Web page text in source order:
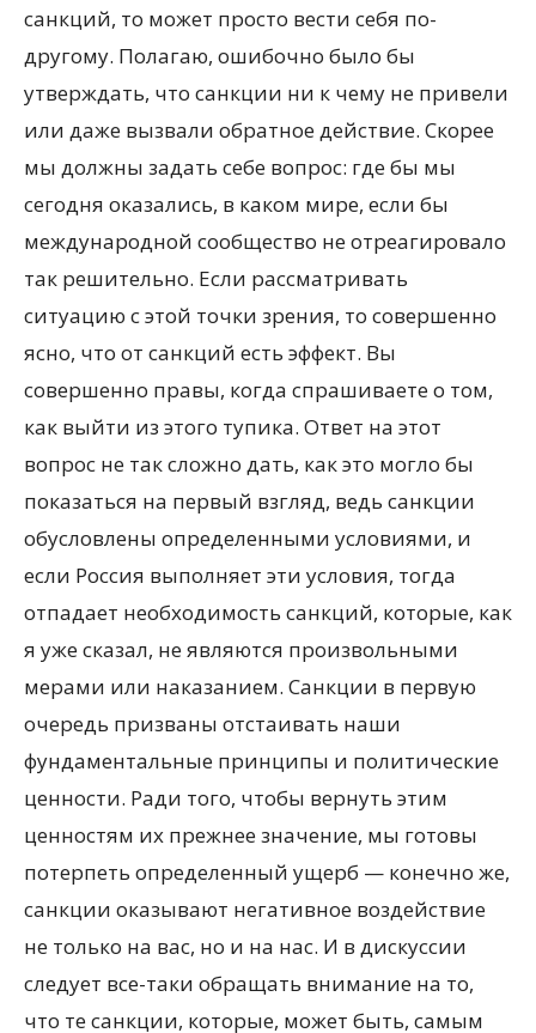
санкций, то может просто вести себя по-
другому. Полагаю, ошибочно было бы
утверждать, что санкции ни к чему не привели
или даже вызвали обратное действие. Скорее
мы должны задать себе вопрос: где бы мы
сегодня оказались, в каком мире, если бы
международной сообщество не отреагировало
так решительно. Если рассматривать
ситуацию с этой точки зрения, то совершенно
ясно, что от санкций есть эффект. Вы
совершенно правы, когда спрашиваете о том,
как выйти из этого тупика. Ответ на этот
вопрос не так сложно дать, как это могло бы
показаться на первый взгляд, ведь санкции
обусловлены определенными условиями, и
если Россия выполняет эти условия, тогда
отпадает необходимость санкций, которые, как
я уже сказал, не являются произвольными
мерами или наказанием. Санкции в первую
очередь призваны отстаивать наши
фундаментальные принципы и политические
ценности. Ради того, чтобы вернуть этим
ценностям их прежнее значение, мы готовы
потерпеть определенный ущерб — конечно же,
санкции оказывают негативное воздействие
не только на вас, но и на нас. И в дискуссии
следует все-таки обращать внимание на то,
что те санкции, которые, может быть, самым